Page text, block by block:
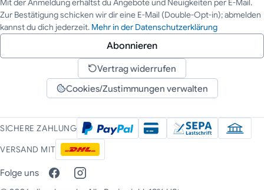
Deine E-Mail-Adresse
Mit der Anmeldung erhältst du Angebote und Neuigkeiten per E-Mail.
Zur Bestätigung schicken wir dir eine E-Mail (Double-Opt-in); abmelden
kannst du dich jederzeit. Mehr in der Datenschutzerklärung
Abonnieren
Vertrag widerrufen
Cookies/Zustimmungen verwalten
SICHERE ZAHLUNG
VERSAND MIT
Folge uns